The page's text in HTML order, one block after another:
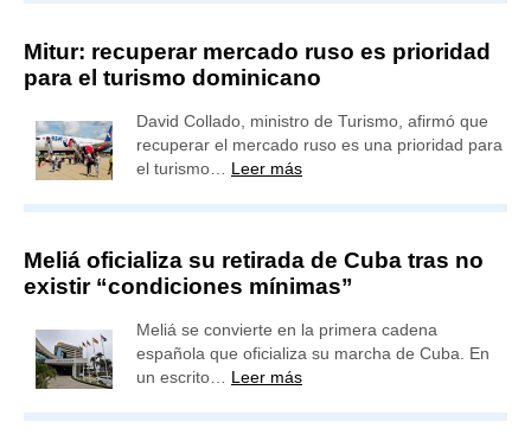
Mitur: recuperar mercado ruso es prioridad
para el turismo dominicano
David Collado, ministro de Turismo, afirmó que
recuperar el mercado ruso es una prioridad para
el turismo… Leer más
Meliá oficializa su retirada de Cuba tras no
existir “condiciones mínimas”
Meliá se convierte en la primera cadena
española que oficializa su marcha de Cuba. En
un escrito… Leer más